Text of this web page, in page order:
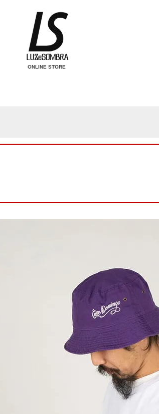
ONLINE STORE